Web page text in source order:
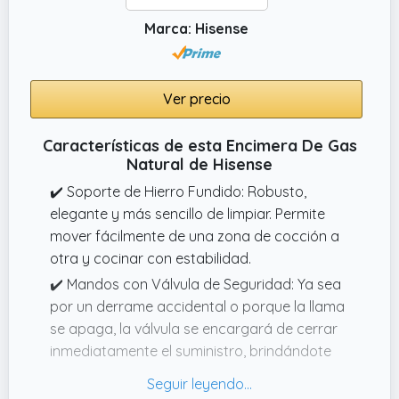
Marca: Hisense
Ver precio
Características de esta Encimera De Gas
Natural de Hisense
✔️ Soporte de Hierro Fundido: Robusto,
elegante y más sencillo de limpiar. Permite
mover fácilmente de una zona de cocción a
otra y cocinar con estabilidad.
✔️ Mandos con Válvula de Seguridad: Ya sea
por un derrame accidental o porque la llama
se apaga, la válvula se encargará de cerrar
inmediatamente el suministro, brindándote